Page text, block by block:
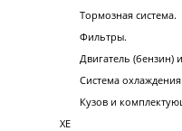
Тормозная система.
Фильтры.
Двигатель (бензин)
Система охлаждения
Кузов и
XE